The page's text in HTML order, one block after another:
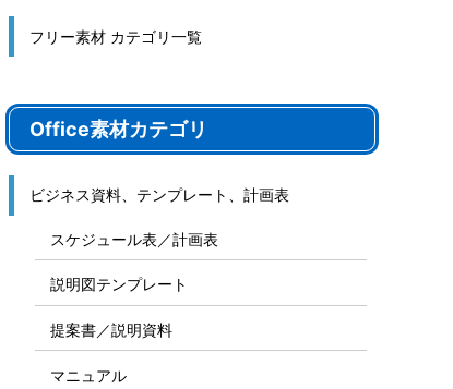
フリー素材 カテゴリ一覧
Office素材カテゴリ
ビジネス資料、テンプレート、計画表
スケジュール表／計画表
説明図テンプレート
提案書／説明資料
マニュアル